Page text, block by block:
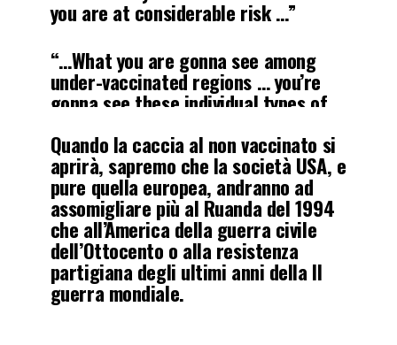
you are at considerable risk …”
“…What you are gonna see among
under-vaccinated regions … you’re
gonna see these individual types of
two Americas.”
pic.twitter.com/0CEbqsxiAQ
— The Recount (@therecount)June
30, 2021
Quando la caccia al non vaccinato si
aprirà, sapremo che la società USA, e
pure quella europea, andranno ad
assomigliare più al Ruanda del 1994
che all’America della guerra civile
dell’Ottocento o alla resistenza
partigiana degli ultimi anni della II
guerra mondiale.